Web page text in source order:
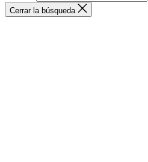
Cerrar la búsqueda